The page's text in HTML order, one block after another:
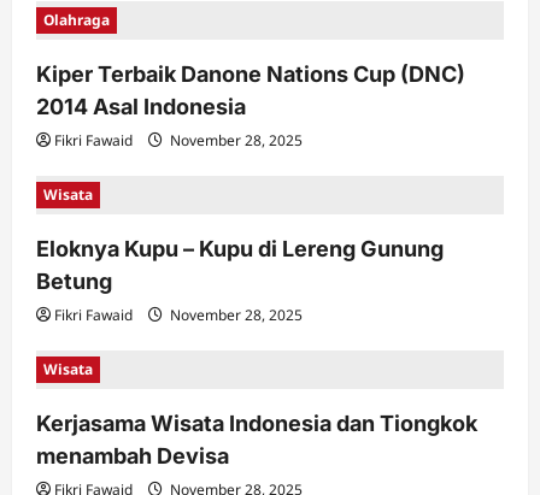
Olahraga
Kiper Terbaik Danone Nations Cup (DNC)
2014 Asal Indonesia
Fikri Fawaid November 28, 2025
Wisata
Eloknya Kupu – Kupu di Lereng Gunung
Betung
Fikri Fawaid November 28, 2025
Wisata
Kerjasama Wisata Indonesia dan Tiongkok
menambah Devisa
Fikri Fawaid November 28, 2025